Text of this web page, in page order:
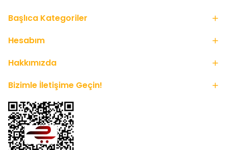
Başlıca Kategoriler
Hesabım
Hakkımızda
Bizimle İletişime Geçin!